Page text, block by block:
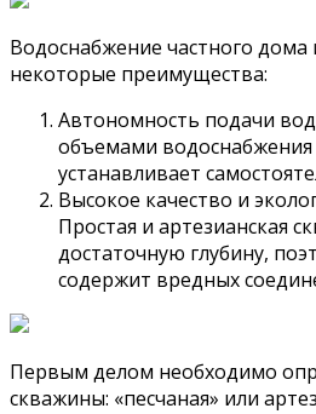
Водоснабжение частного
некоторые преимущества:
Автономность подачи
объемами
устанавливает
Высокое качество и
Простая и артезианская
достаточную глубину,
содержит вредных
Первым делом необходимо
скважины: «песчаная» или